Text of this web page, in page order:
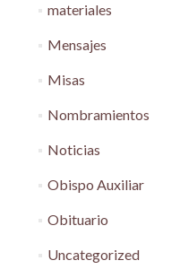
materiales
Mensajes
Misas
Nombramientos
Noticias
Obispo Auxiliar
Obituario
Uncategorized